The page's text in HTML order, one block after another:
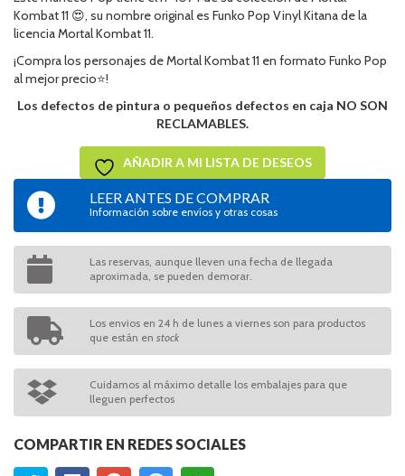
Kombat 11 😍, su nombre original es Funko Pop Vinyl Kitana de la
licencia Mortal Kombat 11.
¡Compra los personajes de Mortal Kombat 11 en formato Funko Pop
al mejor precio⭐!
Los defectos de pintura o pequeños defectos en caja NO SON
RECLAMABLES.
AÑADIR A MI LISTA DE DESEOS
LEER ANTES DE COMPRAR
Información sobre envíos y otras cosas
Las reservas, aunque lleven una fecha de llegada
aproximada, se pueden demorar.
Los envios en 24 h de lunes a viernes son para productos
que están en stock
Cuidamos al máximo detalle los embalajes para que
lleguen perfectos
COMPARTIR EN REDES SOCIALES